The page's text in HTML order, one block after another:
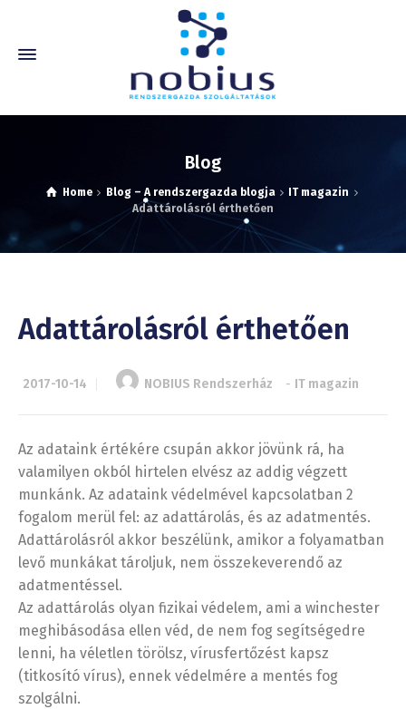
Blog
Home Blog – A rendszergazda blogja
IT magazin
Adattárolásról érthetően
Adattárolásról érthetően
2017-10-14 NOBIUS Rendszerház - IT magazin
Az adataink értékére csupán akkor jövünk rá, ha
valamilyen okból hirtelen elvész az addig végzett
munkánk. Az adataink védelmével kapcsolatban 2
fogalom merül fel: az adattárolás, és az adatmentés.
Adattárolásról akkor beszélünk, amikor a folyamatban
levő munkákat tároljuk, nem összekeverendő az
adatmentéssel.
Az adattárolás olyan fizikai védelem, ami a winchester
meghibásodása ellen véd, de nem fog segítségedre
lenni, ha véletlen törölsz, vírusfertőzést kapsz
(titkosító vírus), ennek védelmére a mentés fog
szolgálni.